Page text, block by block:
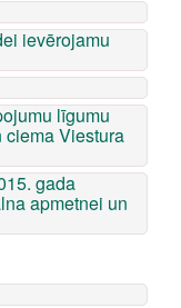
ievērojamu
līgumu
ciema Viestura
gada
apmetnei un